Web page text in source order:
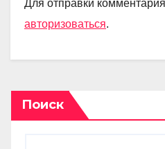
Для отправки
авторизоваться.
Поиск